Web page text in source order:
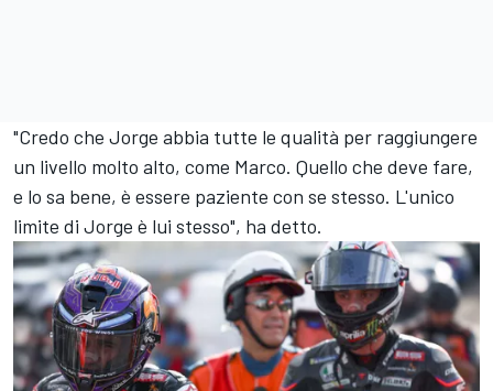
"Credo che Jorge abbia tutte le qualità per raggiungere
un livello molto alto, come Marco. Quello che deve fare,
e lo sa bene, è essere paziente con se stesso. L'unico
limite di Jorge è lui stesso", ha detto.